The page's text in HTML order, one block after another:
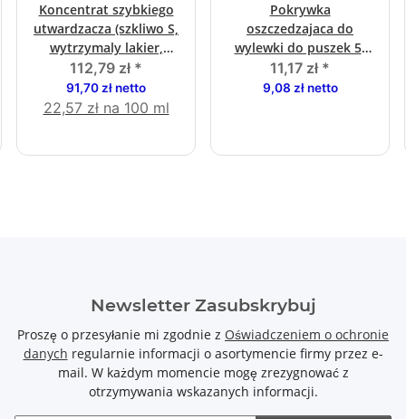
Koncentrat szybkiego
utwardzacza (szkliwo S,
wytrzymaly lakier,
kolory miki 3w1)
112,79 zł *
91,70 zł netto
22,57 zł na 100 ml
Pokrywka
oszczedzajaca do
wylewki do puszek 5-
litrowych
11,17 zł *
9,08 zł netto
Newsletter Zasubskrybuj
Proszę o przesyłanie mi zgodnie z Oświadczeniem o ochronie
danych regularnie informacji o asortymencie firmy przez e-
mail. W każdym momencie mogę zrezygnować z
otrzymywania wskazanych informacji.